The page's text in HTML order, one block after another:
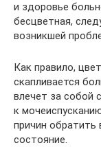
и здоровье
бесцветная,
возникшей
Как правило,
скапливается
влечет за
к
причин обратить
состояние.